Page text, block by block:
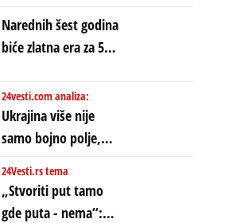
proglašen „kraj jedne
ere“, ali sa
dvostrukom
neistinom: forma te
ere završila se na
istom mestu, ali
prošle godine
Narednih šest godina
biće zlatna era za 5
znakova: Stiže lavina
novca i bogatstva
24vesti.com analiza:
Ukrajina više nije
samo bojno polje,
ona je KONCEPT KOJI
ĆE RASPASTI CEO
ZAPADNI SVET
24Vesti.rs tema
„Stvoriti put tamo
gde puta - nema“: